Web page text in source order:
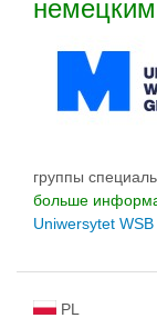
группы
больше
Uniwersytet
PL